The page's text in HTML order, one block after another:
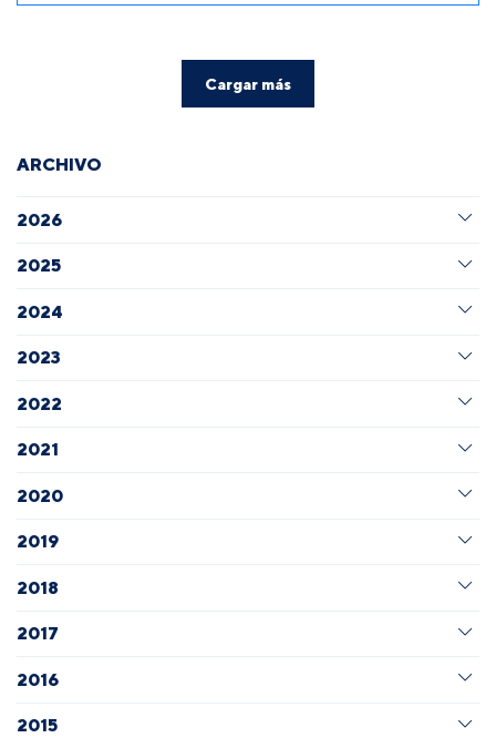
Cargar más
ARCHIVO
2026
2025
2024
2023
2022
2021
2020
2019
2018
2017
2016
2015